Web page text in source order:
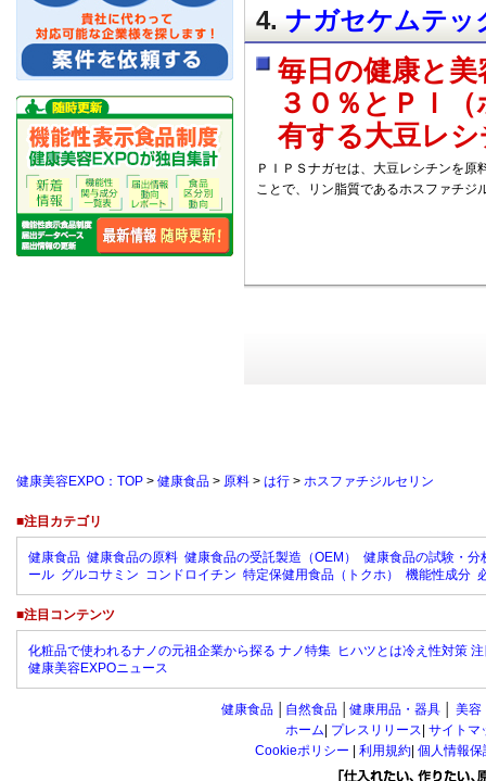
4. ナガセケムテッ
毎日の健康と
３０％とＰＩ
有する大豆レ
ＰＩＰＳナガセは、大豆レシチンを
ことで、リン脂質であるホスファチジ
健康美容EXPO：TOP > 健康食品 > 原料 > は行 > ホスファチジルセリン
■注目カテゴリ
健康食品 健康食品の原料 健康食品の受託製造（OEM）
健康食品の試験・分
ール グルコサミン コンドロイチン 特定保健用食品（トクホ） 機能性成分
■注目コンテンツ
化粧品で使われるナノの元祖企業から探る ナノ特集 ヒハツとは冷え性対策
健康美容EXPOニュース
健康食品 自然食品 健康用品・器具 美容
ホーム プレスリリース サイトマ
Cookieポリシー
利用規約 個人情報